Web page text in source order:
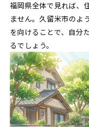
福岡県全体で見れば、
ません。久留米市のよ
を向けることで、自分
るでしょう。